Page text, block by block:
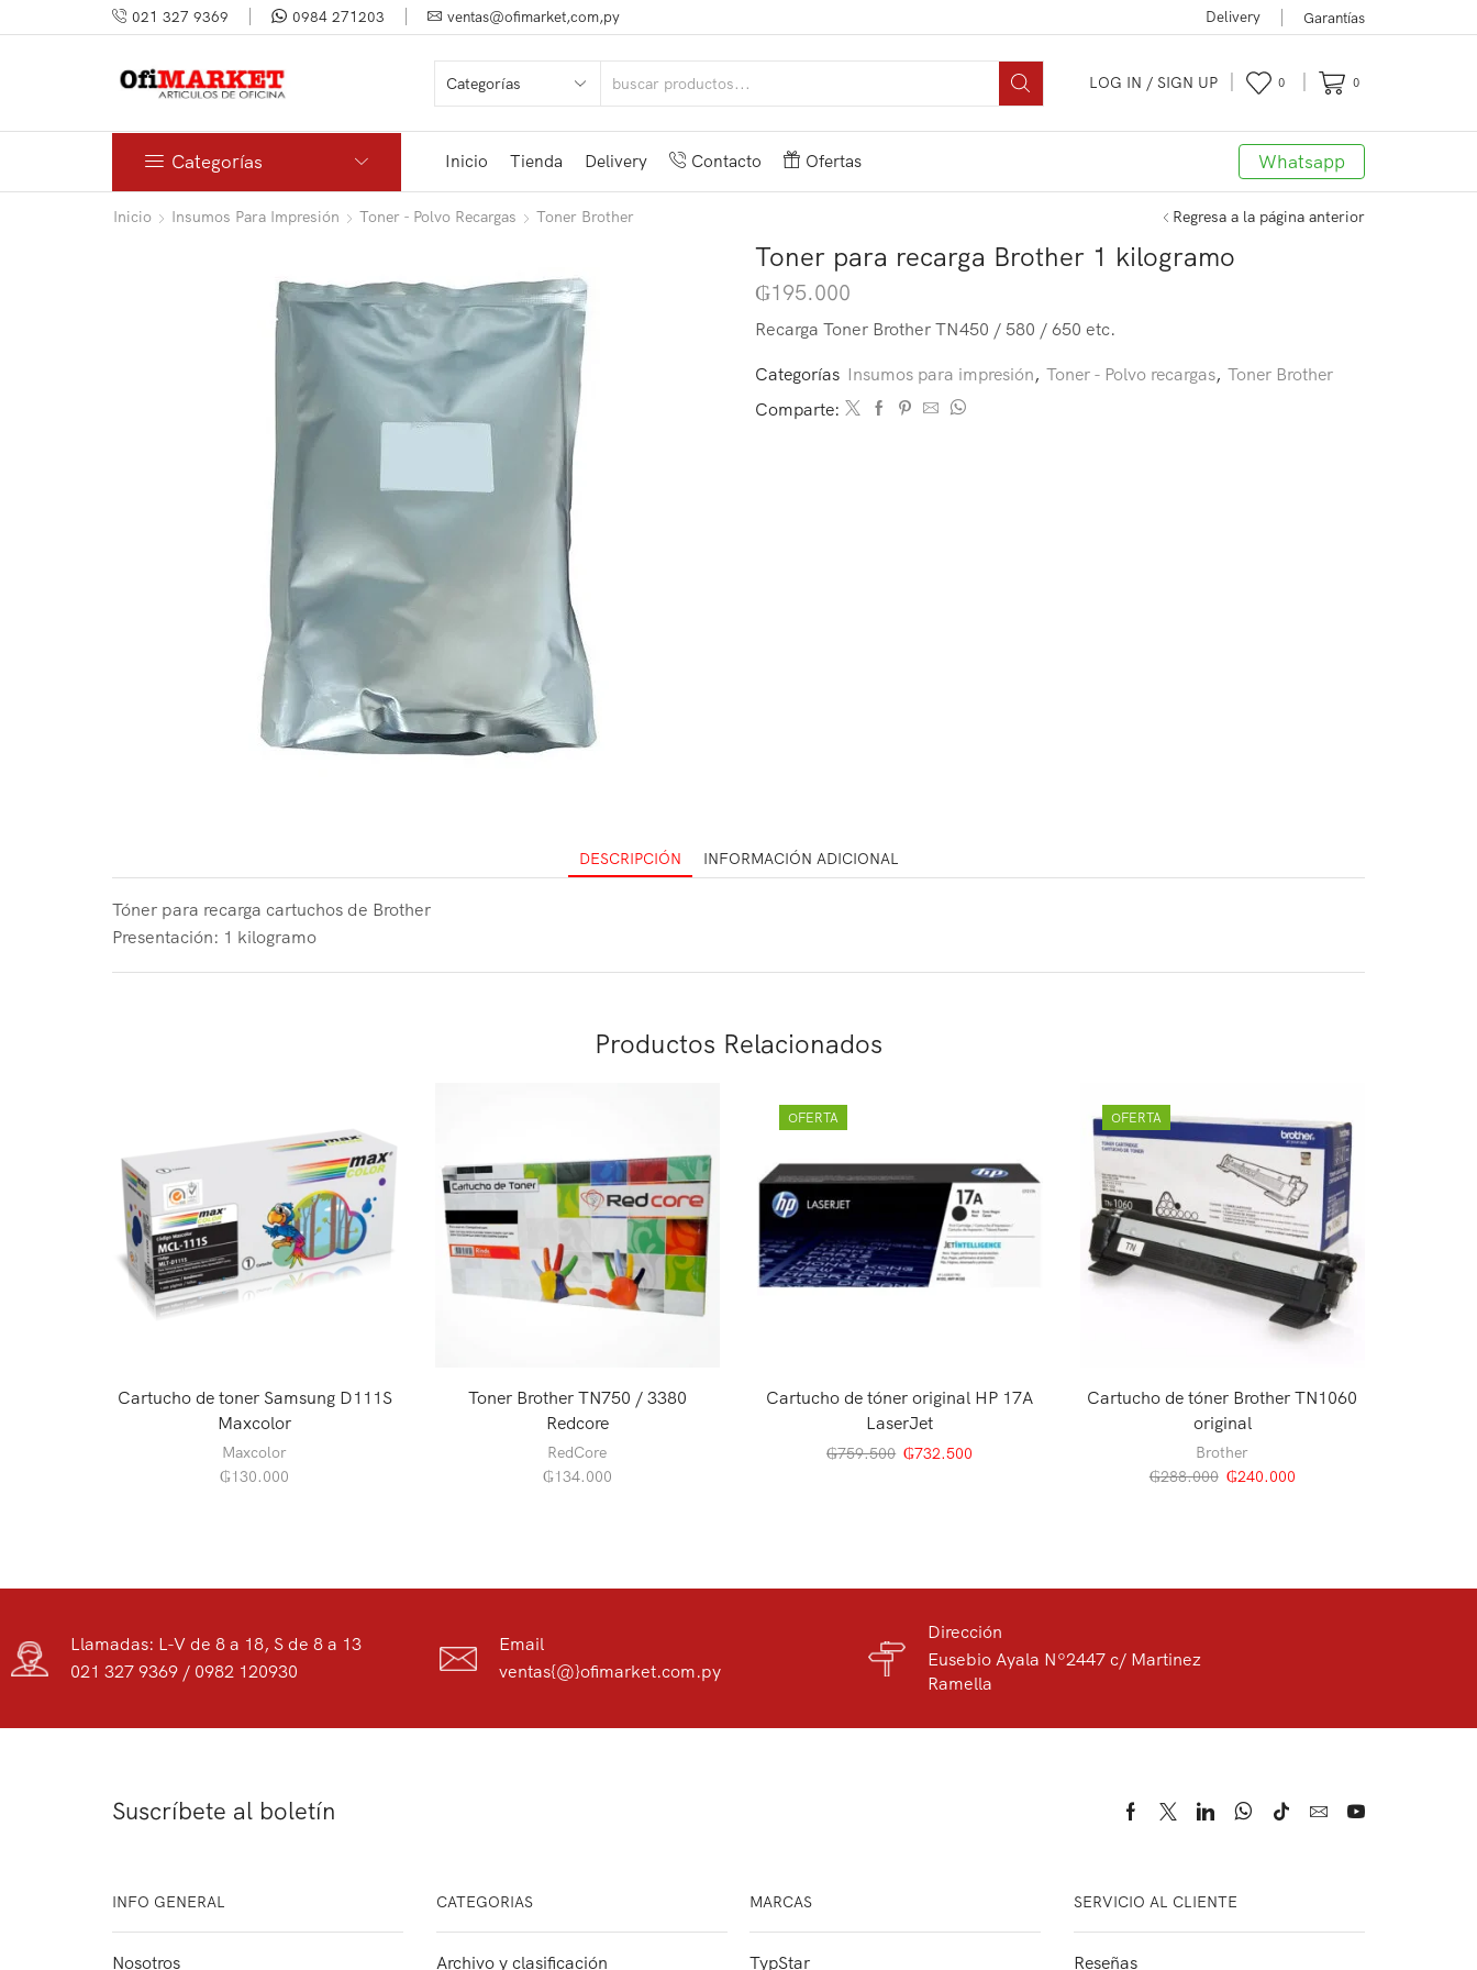
021 327 9369 0984 271203 ventas@ofimarket,com,py Delivery Garantías
LOG IN / SIGN UP 0 0
Categorías Inicio Tienda Delivery Contacto Ofertas Whatsapp
Inicio Insumos Para Impresión Toner - Polvo Recargas Toner Brother Regresa a la página anterior
Toner para recarga Brother 1 kilogramo
₲195.000
Recarga Toner Brother TN450 / 580 / 650 etc.
Categorías Insumos para impresión, Toner - Polvo recargas, Toner Brother
Comparte:
DESCRIPCIÓN INFORMACIÓN ADICIONAL
Tóner para recarga cartuchos de Brother
Presentación: 1 kilogramo
Productos Relacionados
Cartucho de toner Samsung D111S
Maxcolor
Maxcolor
₲130.000
Toner Brother TN750 / 3380
Redcore
RedCore
₲134.000
OFERTA
Cartucho de tóner original HP 17A
LaserJet
₲759.500 ₲732.500
OFERTA
Cartucho de tóner Brother TN1060
original
Brother
₲288.000 ₲240.000
Llamadas: L-V de 8 a 18, S de 8 a 13
021 327 9369 / 0982 120930
Email
ventas{@}ofimarket.com.py
Dirección
Eusebio Ayala Nº2447 c/ Martinez
Ramella
Suscríbete al boletín
INFO GENERAL
Nosotros
CATEGORIAS
Archivo y clasificación
MARCAS
TypStar
SERVICIO AL CLIENTE
Reseñas